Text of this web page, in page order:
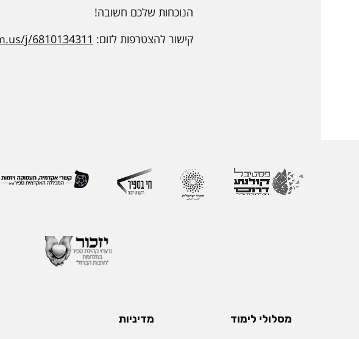
הנוכחות שלכם חשובה!
קישור להצטרפות לזום: j/6810134311
מסלולי לימוד מדיניות